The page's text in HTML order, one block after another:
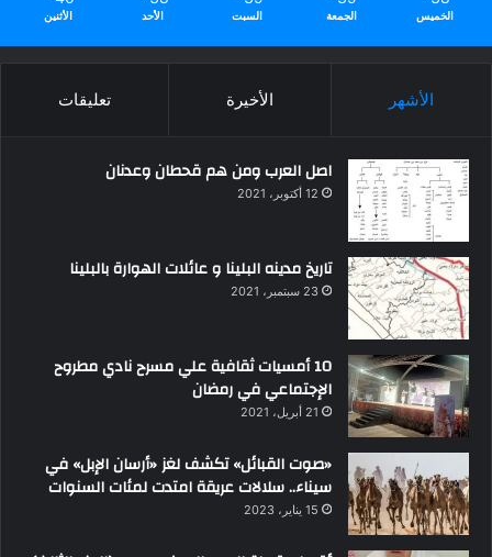
الخميس الجمعة السبت الأحد الأثنين
الأشهر الأخيرة تعليقات
اصل العرب ومن هم قحطان وعدنان
12 أكتوبر، 2021
تاريخ مدينه البلينا و عائلات الهوارة بالبلينا
23 سبتمبر، 2021
10 أمسيات ثقافية علي مسرح نادي مطروح
الإجتماعي في رمضان
21 أبريل، 2021
«صوت القبائل» تكشف لغز «أرسان الإبل» في
سيناء.. سلالات عريقة امتدت لمئات السنوات
15 يناير، 2023